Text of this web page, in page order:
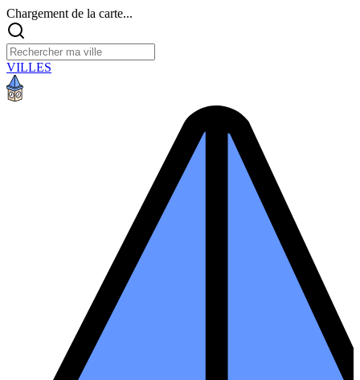
Chargement de la carte...
VILLES